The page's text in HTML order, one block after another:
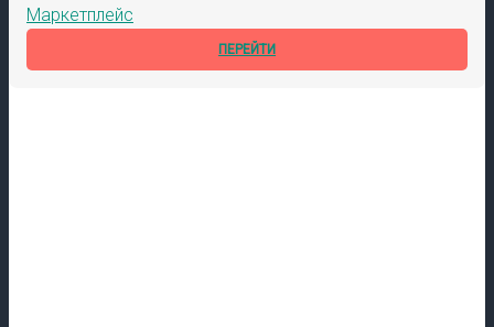
Маркетплейс
ПЕРЕЙТИ